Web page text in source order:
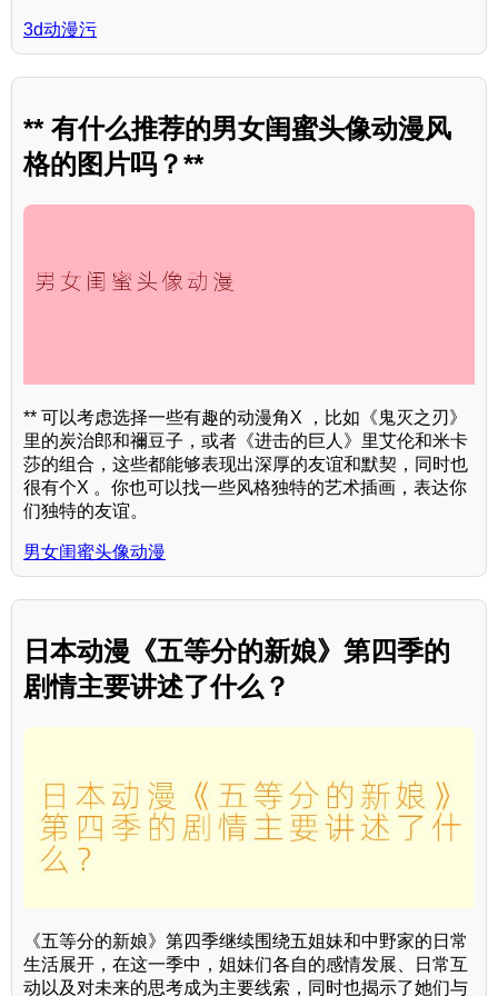
3d动漫污
** 有什么推荐的男女闺蜜头像动漫风
格的图片吗？**
** 可以考虑选择一些有趣的动漫角X ，比如《鬼灭之刃》
里的炭治郎和禰豆子，或者《进击的巨人》里艾伦和米卡
莎的组合，这些都能够表现出深厚的友谊和默契，同时也
很有个X 。你也可以找一些风格独特的艺术插画，表达你
们独特的友谊。
男女闺蜜头像动漫
日本动漫《五等分的新娘》第四季的
剧情主要讲述了什么？
《五等分的新娘》第四季继续围绕五姐妹和中野家的日常
生活展开，在这一季中，姐妹们各自的感情发展、日常互
动以及对未来的思考成为主要线索，同时也揭示了她们与